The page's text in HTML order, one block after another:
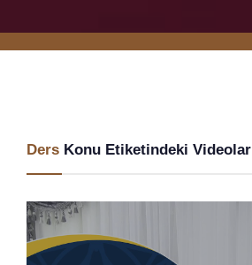
Ders Konu Etiketindeki Videolar